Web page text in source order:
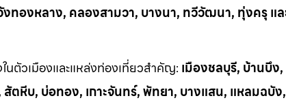
ทองหลาง, คลองสามวา, บางนา, ทวีวัฒนา, ทุ่งครุ แ
นตัวเมืองและแหล่งท่องเที่ยวสำคัญ: เมืองชลบุรี, บ้านบึ
ตหีบ, บ่อทอง, เกาะจันทร์, พัทยา, บางแสน, แหลมฉบั